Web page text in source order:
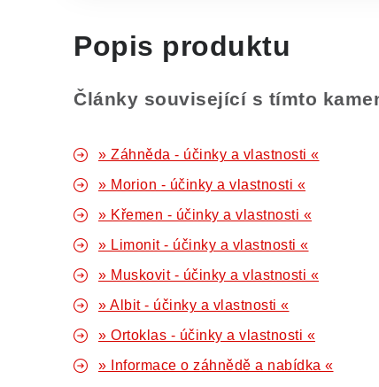
Popis produktu
Články související s tímto
» Záhněda - účinky a vlastnosti «
» Morion - účinky a vlastnosti «
» Křemen - účinky a vlastnosti «
» Limonit - účinky a vlastnosti «
» Muskovit - účinky a vlastnosti «
» Albit - účinky a vlastnosti «
» Ortoklas - účinky a vlastnosti «
» Informace o záhnědě a nabídka «